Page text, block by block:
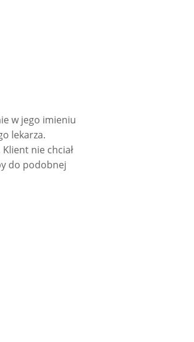
w jego imieniu
lekarza.
nie chciał
do podobnej